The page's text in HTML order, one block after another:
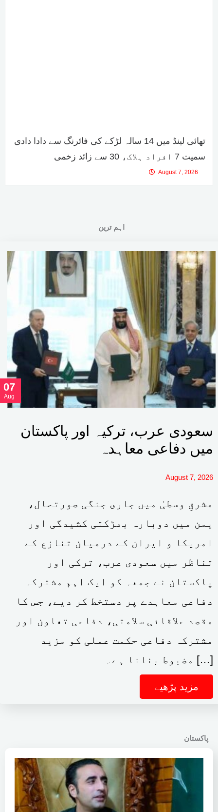
تھائی لینڈ میں 14 سالہ لڑکے کی فائرنگ سے دادا دادی
سمیت 7 افراد ہلاک، 30 سے زائد زخمی
August 7, 2026
اہم ترین
07
Aug
سعودی عرب، ترکیہ اور پاکستان
میں دفاعی معاہدہ
August 7, 2026
مشرقِ وسطیٰ میں جاری جنگی صورتحال،
یمن میں دوبارہ بھڑکتی کشیدگی اور
امریکا و ایران کے درمیان تنازع کے
تناظر میں سعودی عرب، ترکی اور
پاکستان نے جمعہ کو ایک اہم مشترکہ
دفاعی معاہدے پر دستخط کر دیے، جس کا
مقصد علاقائی سلامتی، دفاعی تعاون اور
مشترکہ دفاعی حکمت عملی کو مزید
مضبوط بنانا ہے۔ […]
مزید پڑھیے
پاکستان